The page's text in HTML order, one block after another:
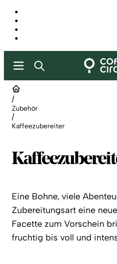
/
Zubehör
/
Kaffeezubereiter
Eine Bohne, viele
Zubereitungsart eine
Facette zum Vorschein
fruchtig bis voll und